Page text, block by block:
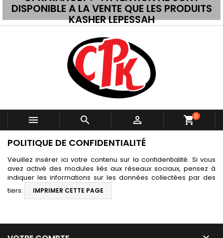
DISPONIBLE A LA VENTE QUE LES PRODUITS
KASHER LEPESSAH
   shopping_cart0
POLITIQUE DE CONFIDENTIALITÉ
Veuillez insérer ici votre contenu sur la confidentialité. Si vous
avez activé des modules liés aux réseaux sociaux, pensez à
indiquer les informations sur les données collectées par des
tiers.